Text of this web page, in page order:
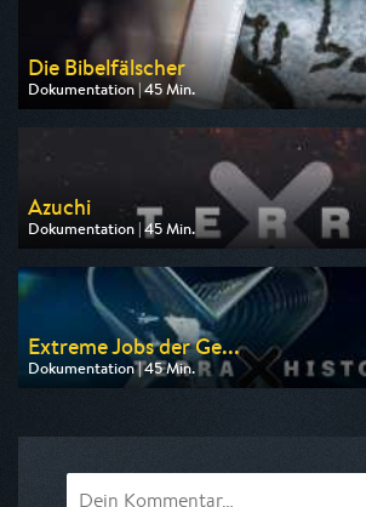
Die Bibelfälscher
Dokumentation | 45 Min.
Ausgestrahlt von arte
am 11.08.2026, 20:15
Azuchi
Dokumentation | 45 Min.
Ausgestrahlt von ZDF
am 09.08.2026, 19:30
Extreme Jobs der Ge...
Dokumentation | 45 Min.
Ausgestrahlt von ZDF